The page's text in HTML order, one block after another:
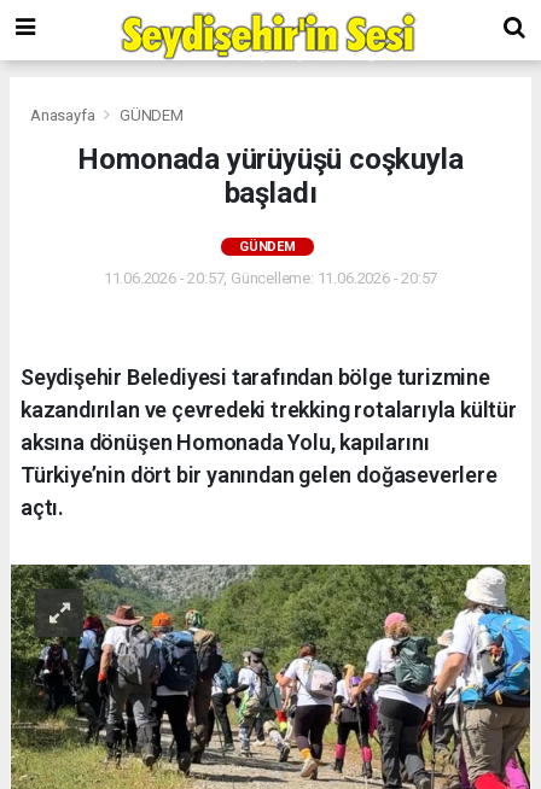
Anasayfa GÜNDEM
Homonada yürüyüşü coşkuyla
başladı
GÜNDEM
11.06.2026 - 20:57, Güncelleme: 11.06.2026 - 20:57
Seydişehir Belediyesi tarafından bölge turizmine
kazandırılan ve çevredeki trekking rotalarıyla kültür
aksına dönüşen Homonada Yolu, kapılarını
Türkiye’nin dört bir yanından gelen doğaseverlere
açtı.